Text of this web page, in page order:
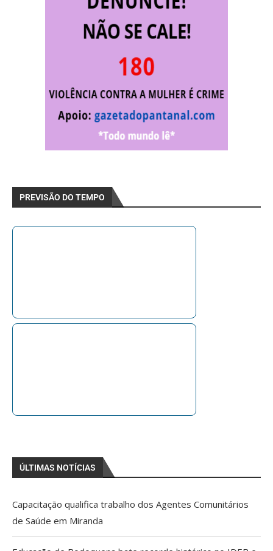
PREVISÃO DO TEMPO
ÚLTIMAS NOTÍCIAS
Capacitação qualifica trabalho dos Agentes Comunitários
de Saúde em Miranda